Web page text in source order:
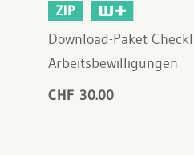
ZIP
Download-Paket
Arbeitsbewilligungen
CHF 30.00